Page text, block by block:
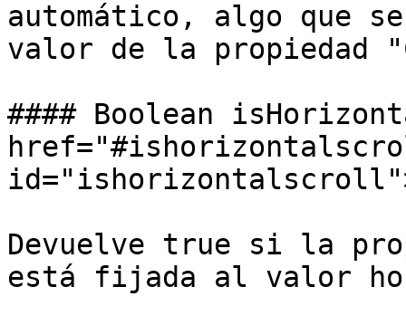
automático, algo que
valor de la propiedad
#### Boolean
Devuelve true si la
está fijada al valor